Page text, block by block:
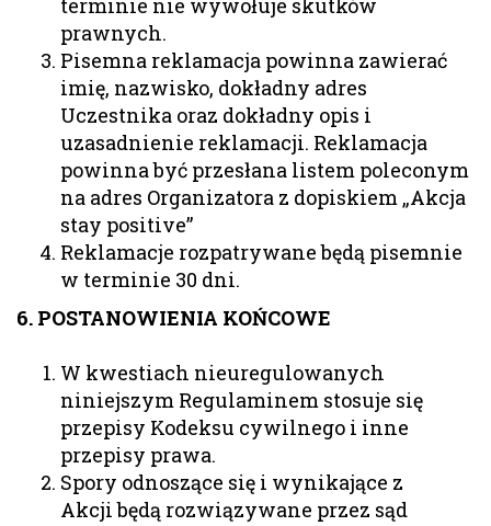
terminie nie wywołuje skutków
prawnych.
Pisemna reklamacja powinna zawierać
imię, nazwisko, dokładny adres
Uczestnika oraz dokładny opis i
uzasadnienie reklamacji. Reklamacja
powinna być przesłana listem poleconym
na adres Organizatora z dopiskiem „Akcja
stay positive”
Reklamacje rozpatrywane będą pisemnie
w terminie 30 dni.
6. POSTANOWIENIA KOŃCOWE
W kwestiach nieuregulowanych
niniejszym Regulaminem stosuje się
przepisy Kodeksu cywilnego i inne
przepisy prawa.
Spory odnoszące się i wynikające z
Akcji będą rozwiązywane przez sąd